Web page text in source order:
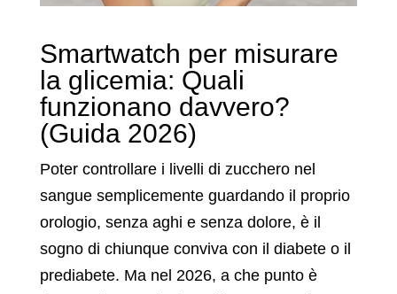
Smartwatch per misurare
la glicemia: Quali
funzionano davvero?
(Guida 2026)
Poter controllare i livelli di zucchero nel
sangue semplicemente guardando il proprio
orologio, senza aghi e senza dolore, è il
sogno di chiunque conviva con il diabete o il
prediabete. Ma nel 2026, a che punto è